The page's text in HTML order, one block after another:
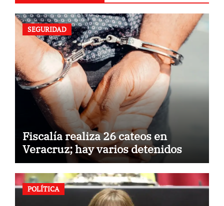
SEGURIDAD
Fiscalía realiza 26 cateos en
Veracruz; hay varios detenidos
POLÍTICA